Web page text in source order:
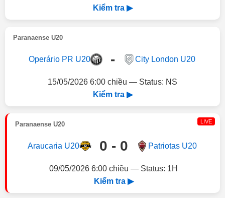
Kiểm tra ▶
Paranaense U20
Operário PR U20 - City London U20
15/05/2026 6:00 chiều — Status: NS
Kiểm tra ▶
Paranaense U20 LIVE
Araucaria U20 0 - 0 Patriotas U20
09/05/2026 6:00 chiều — Status: 1H
Kiểm tra ▶